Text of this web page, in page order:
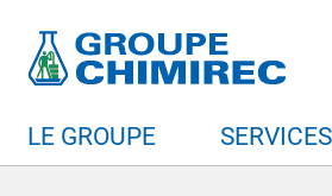
LE GROUPE SERVICES